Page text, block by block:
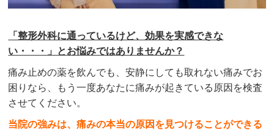
「整形外科に通っているけど、効果を実感できな
い・・・」とお悩みではありませんか？
痛み止めの薬を飲んでも、安静にしても取れない痛みでお
困りなら、もう一度あなたに痛みが起きている原因を検査
させてください。
当院の強みは、痛みの本当の原因を見つけることができる